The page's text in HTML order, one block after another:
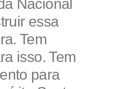
Nacional
essa
Tem
isso. Tem
para